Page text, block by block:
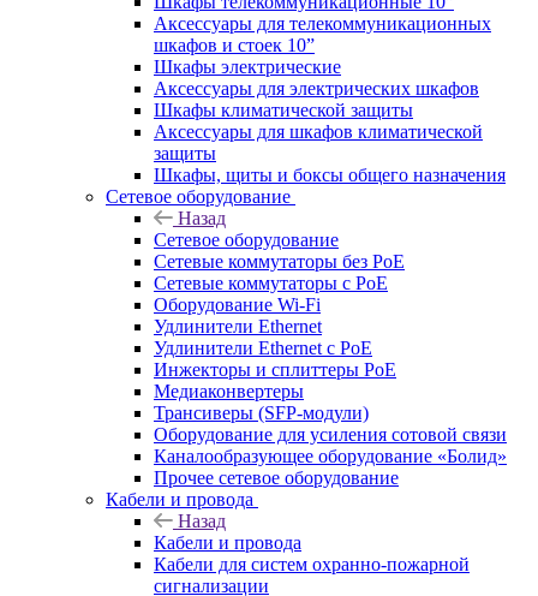
Аксессуары для телекоммуникационных
шкафов и стоек 10”
Шкафы электрические
Аксессуары для электрических шкафов
Шкафы климатической защиты
Аксессуары для шкафов климатической
защиты
Шкафы, щиты и боксы общего назначения
Сетевое оборудование
Назад
Сетевое оборудование
Сетевые коммутаторы без PoE
Сетевые коммутаторы с PoE
Оборудование Wi-Fi
Удлинители Ethernet
Удлинители Ethernet с PoE
Инжекторы и сплиттеры PoE
Медиаконвертеры
Трансиверы (SFP-модули)
Оборудование для усиления сотовой связи
Каналообразующее оборудование «Болид»
Прочее сетевое оборудование
Кабели и провода
Назад
Кабели и провода
Кабели для систем охранно-пожарной
сигнализации